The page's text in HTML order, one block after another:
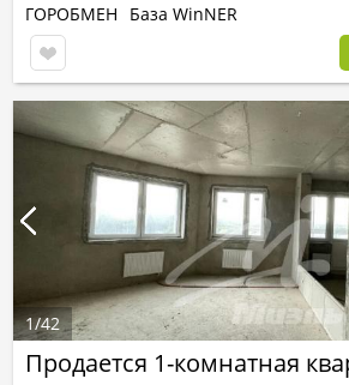
ГОРОБМЕН
База WinNER
Продается 1-комнатная
1/42